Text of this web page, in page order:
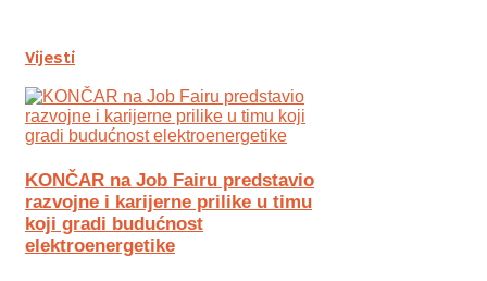
Vijesti
KONČAR na Job Fairu predstavio
razvojne i karijerne prilike u timu
koji gradi budućnost
elektroenergetike